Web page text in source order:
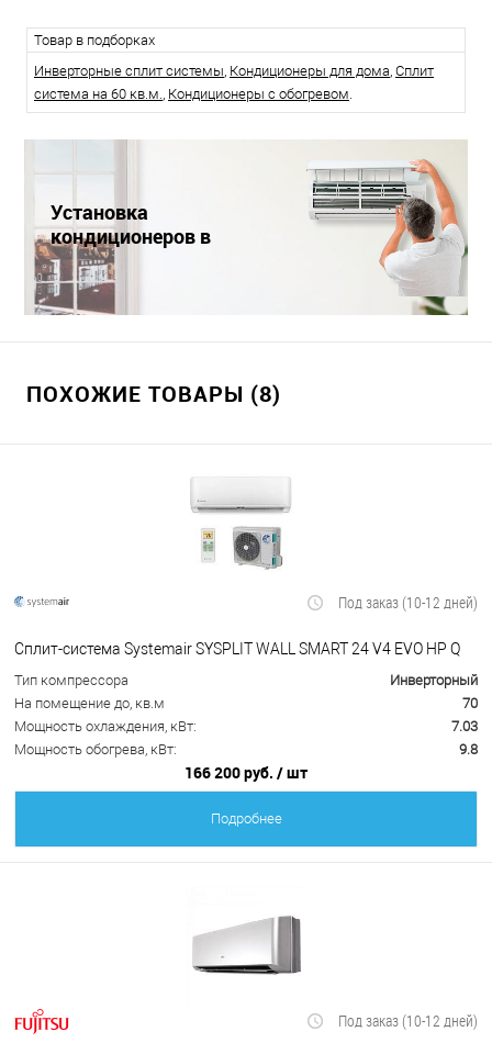
Товар в подборках
Инверторные сплит системы, Кондиционеры для дома, Сплит
система на 60 кв.м., Кондиционеры с обогревом.
Установка
кондиционеров в
Краснодаре
ПОХОЖИЕ ТОВАРЫ (8)
Под заказ (10-12 дней)
Сплит-система Systemair SYSPLIT WALL SMART 24 V4 EVO HP Q
Тип компрессора
Инверторный
На помещение до, кв.м
70
Мощность охлаждения, кВт:
7.03
Мощность обогрева, кВт:
9.8
166 200 руб. / шт
Подробнее
Под заказ (10-12 дней)